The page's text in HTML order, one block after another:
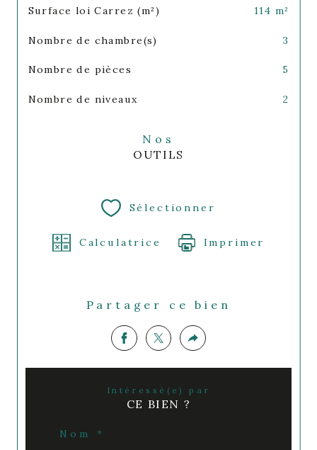
Surface loi Carrez (m²) 114 m²
Nombre de chambre(s) 3
Nombre de pièces 5
Nombre de niveaux 2
Nos
OUTILS
Sélectionner
Calculatrice Imprimer
Partager ce bien
Intéressé(e) par
CE BIEN ?
Nom *